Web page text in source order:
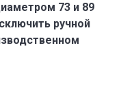
73 и 89
ручной